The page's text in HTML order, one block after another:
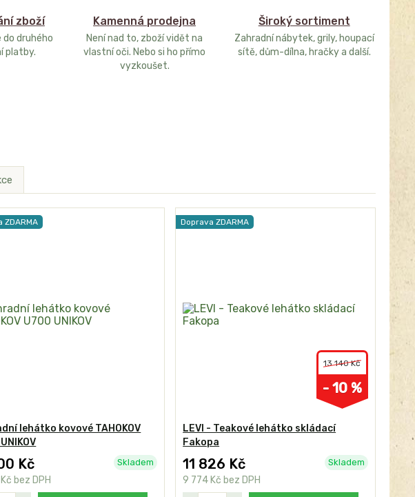
zboží
do druhého
platby.
Kamenná prodejna
Není nad to, zboží vidět na
vlastní oči. Nebo si ho přímo
vyzkoušet.
Široký sortiment
Zahradní nábytek, grily, houpací
sítě, dům-dílna, hračky a další.
ZDARMA
lehátko kovové TAHOKOV
Kč
bez DPH
Skladem
Doprava ZDARMA
13 140 Kč
- 10 %
LEVI - Teakové lehátko skládací
Fakopa
11 826 Kč
9 774 Kč bez DPH
Skladem